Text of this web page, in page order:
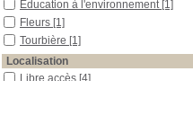
Éducation à l'environnement [1]
Fleurs [1]
Tourbière [1]
Localisation
Libre accès [4]